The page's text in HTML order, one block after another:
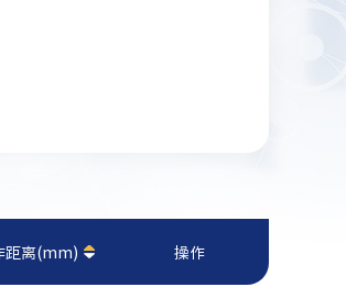
距离(mm) 操作